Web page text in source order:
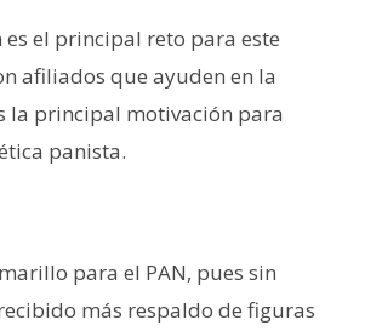
el principal reto para este
afiliados que ayuden en la
la principal motivación para
panista.
para el PAN, pues sin
más respaldo de figuras